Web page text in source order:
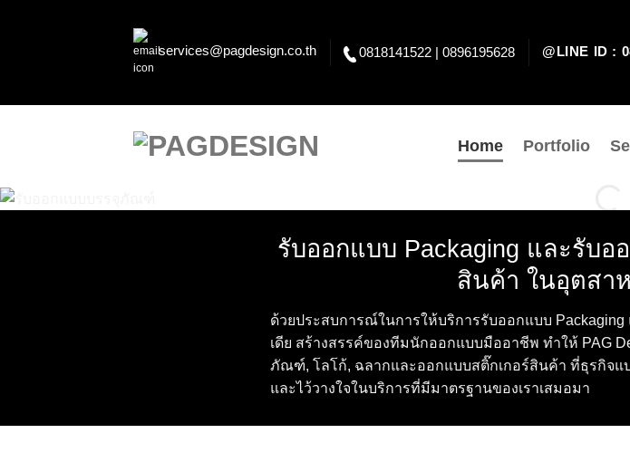
services@pagdesign.co.th 0818141522 | 0896195628 @LINE ID :
Home Portfolio
รับออกแบบ Packaging และรับ
สินค้า ในอุตสา
ด้วยประสบการณ์ในการให้บริการรับออกแบบ
เดีย สร้างสรรค์ของทีมนักออกแบบมืออาชีพ ทำให้ PAG
ภัณฑ์, โลโก้, ฉลากและออกแบบสติ๊กเกอร์สินค้า ที่ธุรกิจ
และไว้วางใจในบริการที่มีมาตรฐานของเราเสมอมา